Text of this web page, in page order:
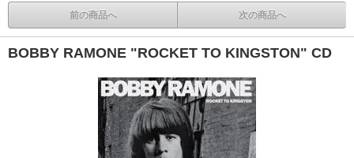
前の商品へ 次の商品へ
BOBBY RAMONE "ROCKET TO KINGSTON" CD